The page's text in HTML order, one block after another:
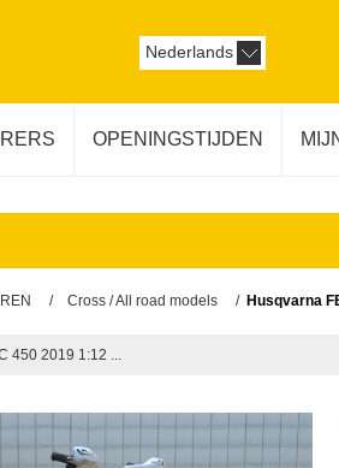
Nederlands
OPENINGSTIJDEN
/ Cross / All road models / Husqvarna
450 2019 1:12 ...